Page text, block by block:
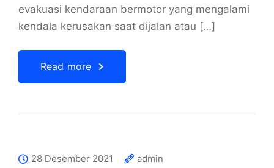
evakuasi kendaraan bermotor yang mengalami
kendala kerusakan saat dijalan atau […]
Read more
28 Desember 2021
admin